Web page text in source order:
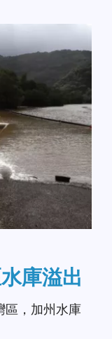
庫溢出
區，加州水庫